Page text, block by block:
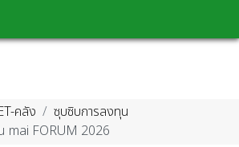
คลัง
ซุบซิบการลงทุน
mai FORUM 2026